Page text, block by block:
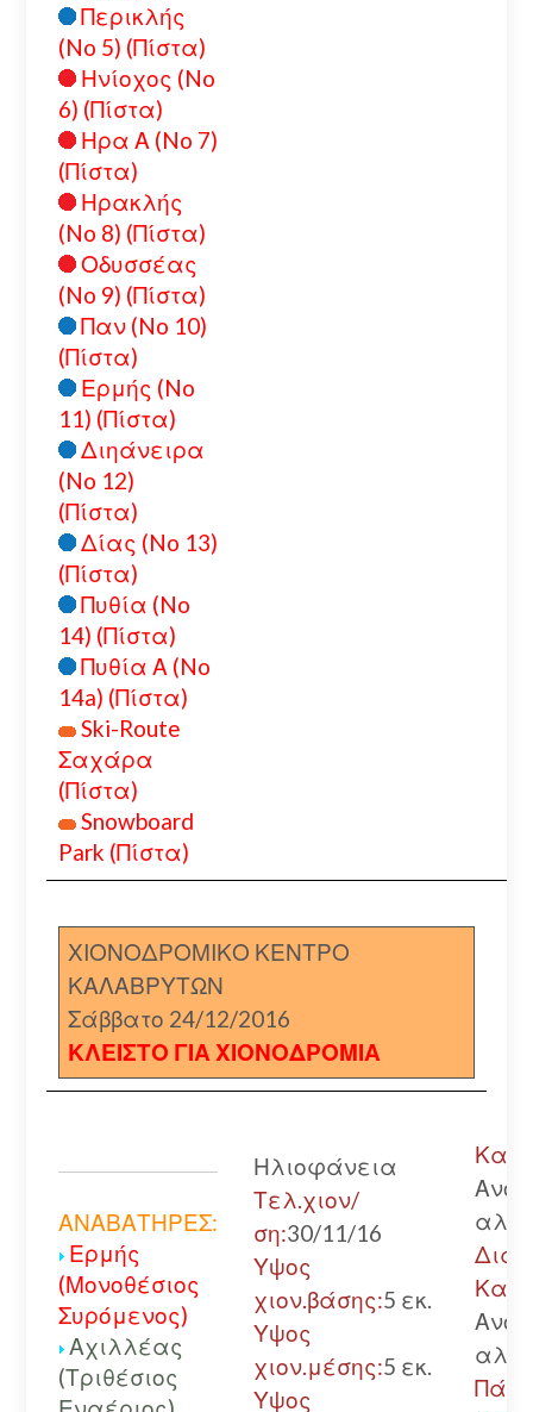
Περικλής
(No 5) (Πίστα)
Ηνίοχος (No
6) (Πίστα)
Ηρα Α (No 7)
(Πίστα)
Ηρακλής
(No 8) (Πίστα)
Οδυσσέας
(No 9) (Πίστα)
Παν (No 10)
(Πίστα)
Ερμής (No
11) (Πίστα)
Διηάνειρα
(No 12)
(Πίστα)
Δίας (No 13)
(Πίστα)
Πυθία (No
14) (Πίστα)
Πυθία Α (No
14a) (Πίστα)
Ski-Route
Σαχάρα
(Πίστα)
Snowboard
Park (Πίστα)
ΧΙΟΝΟΔΡΟΜΙΚΟ ΚΕΝΤΡΟ
ΚΑΛΑΒΡΥΤΩΝ
Σάββατο 24/12/2016
ΚΛΕΙΣΤΟ ΓΙΑ ΧΙΟΝΟΔΡΟΜΙΑ
ΑΝΑΒΑΤΗΡΕΣ:
Ερμής
(Μονοθέσιος
Συρόμενος)
Αχιλλέας
(Τριθέσιος
Ηλιοφάνεια
Τελ.χιον/
ση:30/11/16
Υψος
χιον.βάσης:5 εκ.
Υψος
χιον.μέσης:5 εκ.
Υψος